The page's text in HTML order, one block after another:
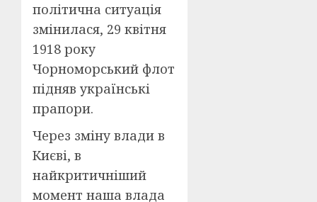
політична ситуація
змінилася, 29 квітня
1918 року
Чорноморський флот
підняв українські
прапори.
Через зміну влади в
Києві, в
найкритичніший
момент наша влада